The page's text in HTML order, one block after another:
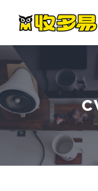
content